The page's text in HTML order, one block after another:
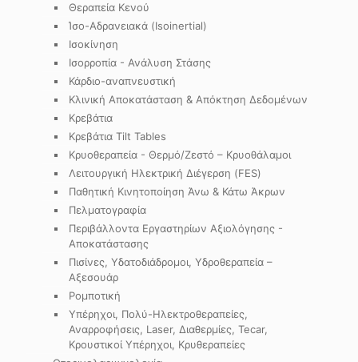
Θεραπεία Κενού
Ίσο-Αδρανειακά (Isoinertial)
Ισοκίνηση
Ισορροπία - Ανάλυση Στάσης
Κάρδιο-αναπνευστική
Κλινική Αποκατάσταση & Απόκτηση Δεδομένων
Κρεβάτια
Κρεβάτια Tilt Tables
Κρυοθεραπεία - Θερμό/Ζεστό – Κρυοθάλαμοι
Λειτουργική Ηλεκτρική Διέγερση (FES)
Παθητική Κινητοποίηση Άνω & Κάτω Άκρων
Πελματογραφία
Περιβάλλοντα Εργαστηρίων Αξιολόγησης -
Αποκατάστασης
Πισίνες, Υδατοδιάδρομοι, Υδροθεραπεία –
Αξεσουάρ
Ρομποτική
Υπέρηχοι, Πολύ-Ηλεκτροθεραπείες,
Αναρροφήσεις, Laser, Διαθερμίες, Tecar,
Κρουστικοί Υπέρηχοι, Κρυθεραπείες